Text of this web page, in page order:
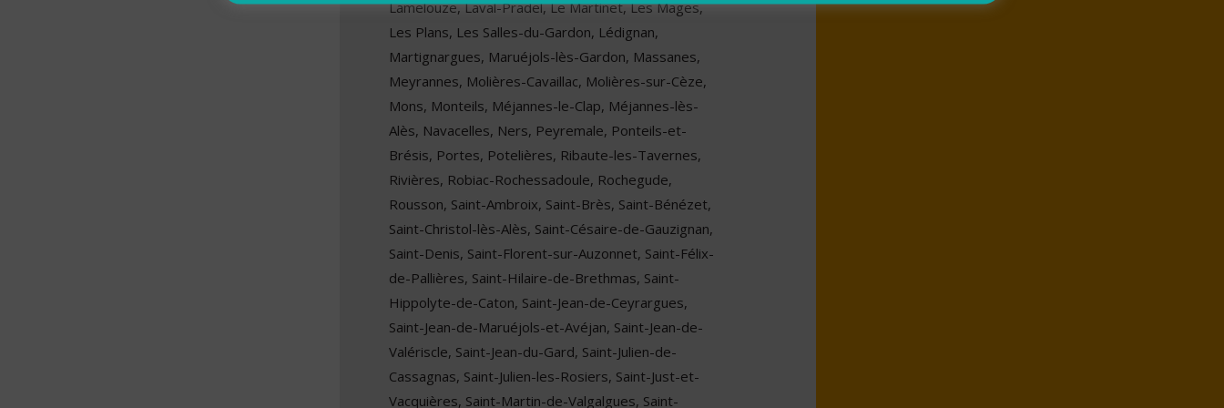
Lamelouze, Laval-Pradel, Le Martinet, Les Mages,
Les Plans, Les Salles-du-Gardon, Lédignan,
Martignargues, Maruéjols-lès-Gardon, Massanes,
Meyrannes, Molières-Cavaillac, Molières-sur-Cèze,
Mons, Monteils, Méjannes-le-Clap, Méjannes-lès-
Alès, Navacelles, Ners, Peyremale, Ponteils-et-
Brésis, Portes, Potelières, Ribaute-les-Tavernes,
Rivières, Robiac-Rochessadoule, Rochegude,
Rousson, Saint-Ambroix, Saint-Brès, Saint-Bénézet,
Saint-Christol-lès-Alès, Saint-Césaire-de-Gauzignan,
Saint-Denis, Saint-Florent-sur-Auzonnet, Saint-Félix-
de-Pallières, Saint-Hilaire-de-Brethmas, Saint-
Hippolyte-de-Caton, Saint-Jean-de-Ceyrargues,
Saint-Jean-de-Maruéjols-et-Avéjan, Saint-Jean-de-
Valériscle, Saint-Jean-du-Gard, Saint-Julien-de-
Cassagnas, Saint-Julien-les-Rosiers, Saint-Just-et-
Vacquières, Saint-Martin-de-Valgalgues, Saint-